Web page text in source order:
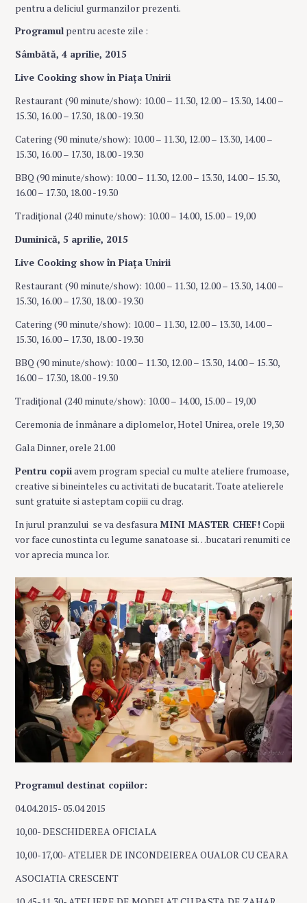
pentru a deliciul gurmanzilor prezenti.
Programul pentru aceste zile :
Sâmbătă, 4 aprilie, 2015
Live Cooking show în Piaţa Unirii
Restaurant (90 minute/show): 10.00 – 11.30, 12.00 – 13.30, 14.00 –
15.30, 16.00 – 17.30, 18.00 -19.30
Catering (90 minute/show): 10.00 – 11.30, 12.00 – 13.30, 14.00 –
15.30, 16.00 – 17.30, 18.00 -19.30
BBQ (90 minute/show): 10.00 – 11.30, 12.00 – 13.30, 14.00 – 15.30,
16.00 – 17.30, 18.00 -19.30
Tradiţional (240 minute/show): 10.00 – 14.00, 15.00 – 19,00
Duminică, 5 aprilie, 2015
Live Cooking show în Piaţa Unirii
Restaurant (90 minute/show): 10.00 – 11.30, 12.00 – 13.30, 14.00 –
15.30, 16.00 – 17.30, 18.00 -19.30
Catering (90 minute/show): 10.00 – 11.30, 12.00 – 13.30, 14.00 –
15.30, 16.00 – 17.30, 18.00 -19.30
BBQ (90 minute/show): 10.00 – 11.30, 12.00 – 13.30, 14.00 – 15.30,
16.00 – 17.30, 18.00 -19.30
Tradiţional (240 minute/show): 10.00 – 14.00, 15.00 – 19,00
Ceremonia de înmânare a diplomelor, Hotel Unirea, orele 19,30
Gala Dinner, orele 21.00
Pentru copiiavem program special cu multe ateliere frumoase,
creative si bineinteles cu activitati de bucatarit. Toate atelierele
sunt gratuite si asteptam copiii cu drag.
In jurul pranzului se va desfasura MINI MASTER CHEF!Copii
vor face cunostinta cu legume sanatoase si…bucatari renumiti ce
vor aprecia munca lor.
Programul destinat copiilor:
04.04.2015- 05.04 2015
10,00- DESCHIDEREA OFICIALA
10,00-17,00- ATELIER DE INCONDEIEREA OUALOR CU CEARA
ASOCIATIA CRESCENT